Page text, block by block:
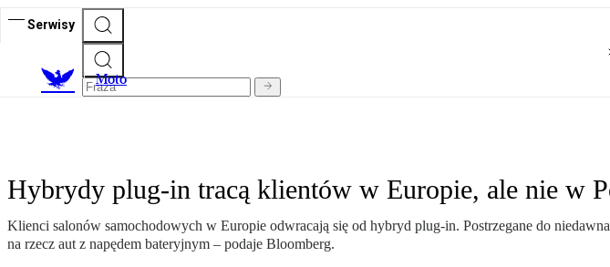
Serwisy
Moto
Hybrydy plug-in tracą klientów w Europie, ale nie w
Klienci salonów samochodowych w Europie odwracają się od hybryd plug-in. Postrzegane do
na rzecz aut z napędem bateryjnym – podaje Bloomberg.